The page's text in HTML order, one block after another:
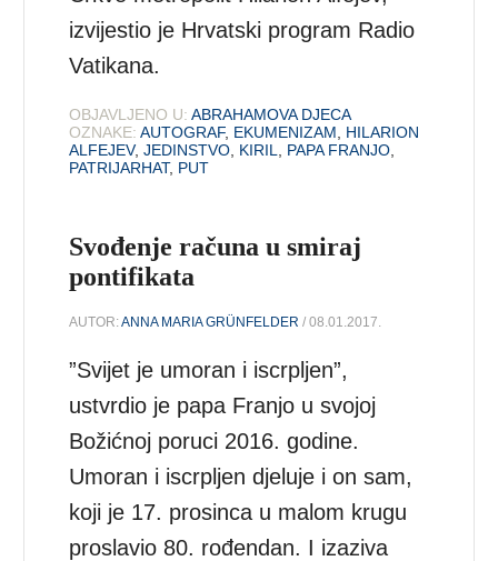
izvijestio je Hrvatski program Radio
Vatikana.
OBJAVLJENO U: ABRAHAMOVA DJECA
OZNAKE: AUTOGRAF, EKUMENIZAM
HILARION
ALFEJEV,JEDINSTVO KIRIL PAPA FRANJO
PATRIJARHAT, PUT
Svođenje računa u smiraj
pontifikata
AUTOR:ANNA MARIA GRÜNFELDER / 08.01.2017.
”Svijet je umoran i iscrpljen”,
ustvrdio je papa Franjo u svojoj
Božićnoj poruci 2016. godine.
Umoran i iscrpljen djeluje i on sam,
koji je 17. prosinca u malom krugu
proslavio 80. rođendan. I izaziva